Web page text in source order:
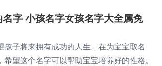
字 小孩名字女孩名字大全属兔
子将来拥有成功的人生。在为宝宝取名
望这个名字可以帮助宝宝培养好的性格。